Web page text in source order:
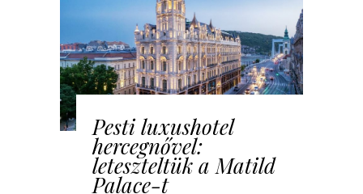
Pesti luxushotel
hercegnővel:
leteszteltük a Matild
Palace-t